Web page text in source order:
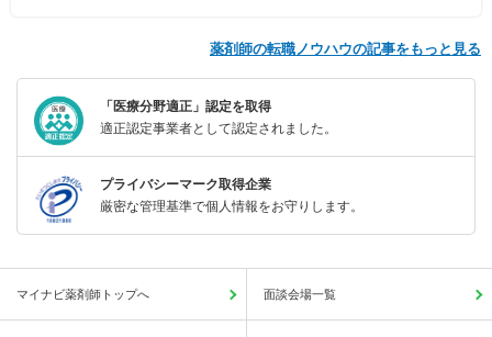
薬剤師の転職ノウハウの記事をもっと見る
「医療分野適正」認定を取得
適正認定事業者として認定されました。
プライバシーマーク取得企業
厳密な管理基準で個人情報をお守りします。
マイナビ薬剤師トップへ 面談会場一覧